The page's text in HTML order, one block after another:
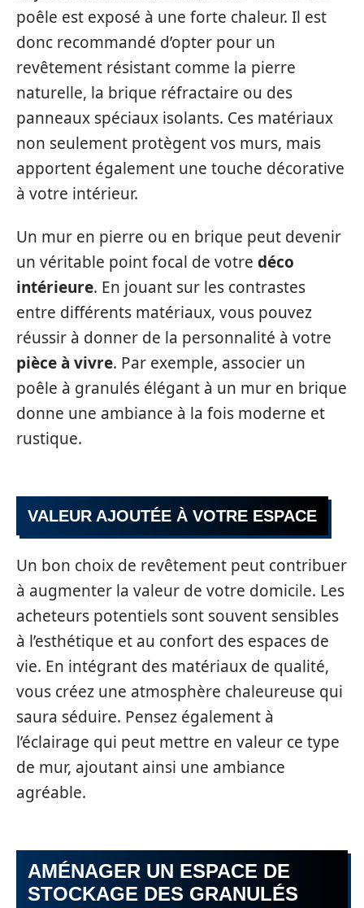
poêle est exposé à une forte chaleur. Il est
donc recommandé d’opter pour un
revêtement résistant comme la pierre
naturelle, la brique réfractaire ou des
panneaux spéciaux isolants. Ces matériaux
non seulement protègent vos murs, mais
apportent également une touche décorative
à votre intérieur.
Un mur en pierre ou en brique peut devenir
un véritable point focal de votre déco
intérieure. En jouant sur les contrastes
entre différents matériaux, vous pouvez
réussir à donner de la personnalité à votre
pièce à vivre. Par exemple, associer un
poêle à granulés élégant à un mur en brique
donne une ambiance à la fois moderne et
rustique.
VALEUR AJOUTÉE À VOTRE ESPACE
Un bon choix de revêtement peut contribuer
à augmenter la valeur de votre domicile. Les
acheteurs potentiels sont souvent sensibles
à l’esthétique et au confort des espaces de
vie. En intégrant des matériaux de qualité,
vous créez une atmosphère chaleureuse qui
saura séduire. Pensez également à
l’éclairage qui peut mettre en valeur ce type
de mur, ajoutant ainsi une ambiance
agréable.
AMÉNAGER UN ESPACE DE
STOCKAGE DES GRANULÉS